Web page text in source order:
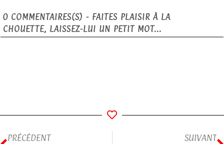
0 COMMENTAIRES(S) - FAITES PLAISIR À LA
CHOUETTE, LAISSEZ-LUI UN PETIT MOT...
PRÉCÉDENT SUIVANT